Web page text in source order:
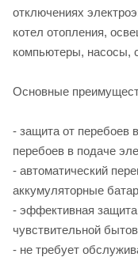
отключениях
котел отопления,
компьютеры, насосы,
Основные
- защита от перебоев
перебоев в подаче
- автоматический
аккумуляторные
- эффективная защита
чувствительной
- не требует